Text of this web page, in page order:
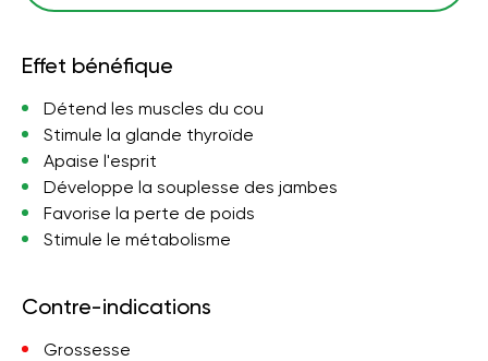
Effet bénéfique
Détend les muscles du cou
Stimule la glande thyroïde
Apaise l'esprit
Développe la souplesse des jambes
Favorise la perte de poids
Stimule le métabolisme
Contre-indications
Grossesse